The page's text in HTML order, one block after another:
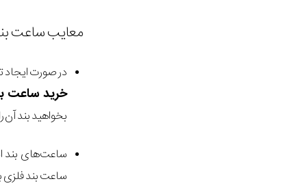
معایب ساعت
در صورت ایجاد
خرید ساعت
بخواهید بند آن
ساعت‌های بند
ساعت بند فلزی